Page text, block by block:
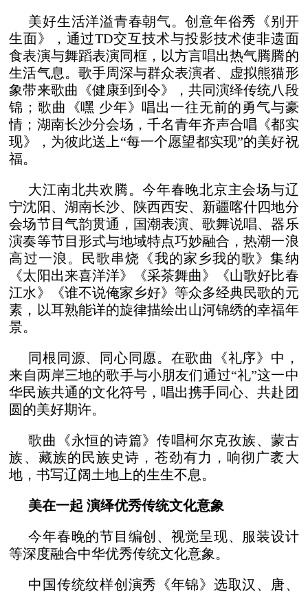
美好生活洋溢青春朝气。创意年俗秀《别开
生面》，通过TD交互技术与投影技术使非遗面
食表演与舞蹈表演同框，以方言唱出热气腾腾的
生活气息。歌手周深与群众表演者、虚拟熊猫形
象带来歌曲《健康到到令》，共同演绎传统八段
锦；歌曲《嘿 少年》唱出一往无前的勇气与豪
情；湖南长沙分会场，千名青年齐声合唱《都实
现》，为彼此送上“每一个愿望都实现”的美好祝
福。
大江南北共欢腾。今年春晚北京主会场与辽
宁沈阳、湖南长沙、陕西西安、新疆喀什四地分
会场节目气韵贯通，国潮表演、歌舞说唱、器乐
演奏等节目形式与地域特点巧妙融合，热潮一浪
高过一浪。民歌串烧《我的家乡我的歌》集纳
《太阳出来喜洋洋》《采茶舞曲》《山歌好比春
江水》《谁不说俺家乡好》等众多经典民歌的元
素，以耳熟能详的旋律描绘出山河锦绣的幸福年
景。
同根同源、同心同愿。在歌曲《礼序》中，
来自两岸三地的歌手与小朋友们通过“礼”这一中
华民族共通的文化符号，唱出携手同心、共赴团
圆的美好期许。
歌曲《永恒的诗篇》传唱柯尔克孜族、蒙古
族、藏族的民族史诗，苍劲有力，响彻广袤大
地，书写辽阔土地上的生生不息。
美在一起 演绎优秀传统文化意象
今年春晚的节目编创、视觉呈现、服装设计
等深度融合中华优秀传统文化意象。
中国传统纹样创演秀《年锦》选取汉、唐、